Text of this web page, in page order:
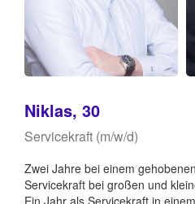
Niklas, 30
Servicekraft (m/w/d)
Zwei Jahre bei einem
Servicekraft bei großen und